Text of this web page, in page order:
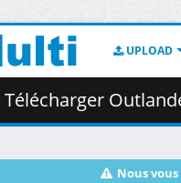
UPLOAD
Nous